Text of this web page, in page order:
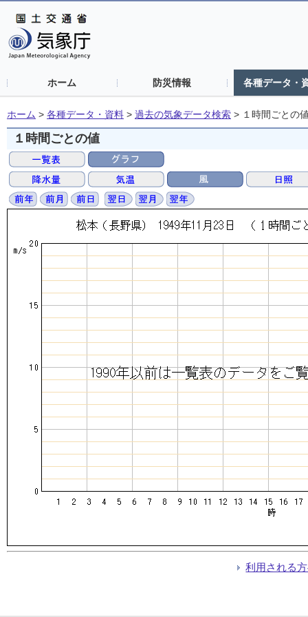
ホーム 防災情報 各種データ・
ホーム > 各種データ・資料 > 過去の気象データ検索 > １時間ごとの
１時間ごとの値
利用される